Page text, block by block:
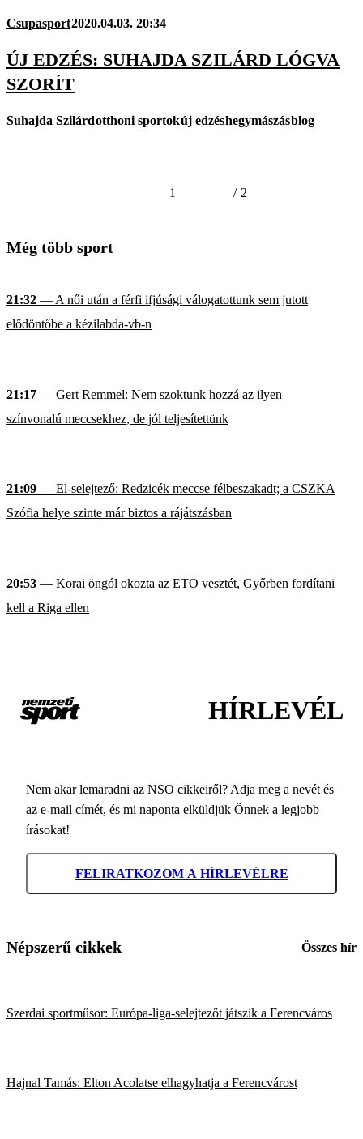
Csupasport2020.04.03. 20:34
ÚJ EDZÉS: SUHAJDA SZILÁRD LÓGVA
SZORÍT
Suhajda Szilárdotthoni sportokúj edzéshegymászásblog
1 / 2
Még több sport
21:32 — A női után a férfi ifjúsági válogatottunk sem jutott
elődöntőbe a kézilabda-vb-n
21:17 — Gert Remmel: Nem szoktunk hozzá az ilyen
színvonalú meccsekhez, de jól teljesítettünk
21:09 — El-selejtező: Redzicék meccse félbeszakadt; a CSZKA
Szófia helye szinte már biztos a rájátszásban
20:53 — Korai öngól okozta az ETO vesztét, Győrben fordítani
kell a Riga ellen
HÍRLEVÉL
Nem akar lemaradni az NSO cikkeiről? Adja meg a nevét és
az e-mail címét, és mi naponta elküldjük Önnek a legjobb
írásokat!
FELIRATKOZOM A HÍRLEVÉLRE
Népszerű cikkek Összes hír
Szerdai sportműsor: Európa-liga-selejtezőt játszik a Ferencváros
Hajnal Tamás: Elton Acolatse elhagyhatja a Ferencvárost